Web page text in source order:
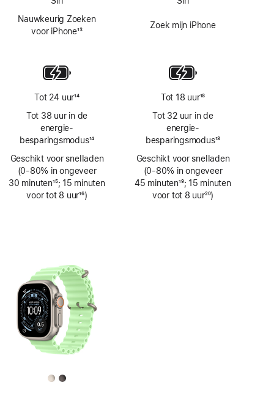
Nauwkeurig Zoeken
voor iPhone13
Tot 24 uur14
Tot 38 uur in de
energie­
besparingsmodus14
Geschikt voor snelladen
(0‑80% in ongeveer
30 minuten
Voetnoot
15; 15 minuten
voor tot 8 uur16)
Zoek mijn iPhone
Tot 18 uur18
Tot 32 uur in de
energie­
besparingsmodus18
Geschikt voor snelladen
(0‑80% in ongeveer
45 minuten
Voetnoot
19; 15 minuten
voor tot 8 uur20)